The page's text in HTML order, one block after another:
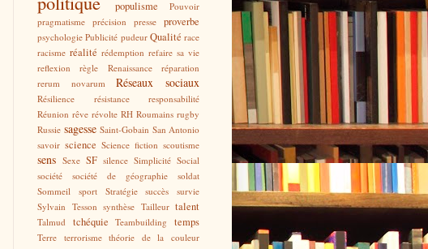
populisme
Pouvoir
pragmatisme précision presse proverbe
psychologie Publicité pudeur Qualité race
racisme réalité rédemption refaire sa vie
reflexion
règle Renaissance
réparation
rerum novarum
Réseaux sociaux
Résilience résistance
responsabilité
Réunion rêve révolte RH Roumains rugby
Russie sagesse Saint-Gobain San Antonio
savoir science Science fiction scoutisme
sens Sexe SF silence Simplicité Social
société
société de géographie
soldat
Sommeil
sport Stratégie succès
survie
Sylvain Tesson synthèse Tailleur talent
Talmud tchéquie Teambuilding temps
Terre terrorisme théorie de la couleur